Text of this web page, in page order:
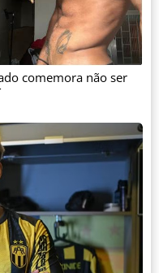
comemora não ser